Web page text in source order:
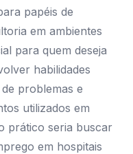
papéis de
em ambientes
para quem deseja
habilidades
problemas e
utilizados em
prático seria buscar
em hospitais